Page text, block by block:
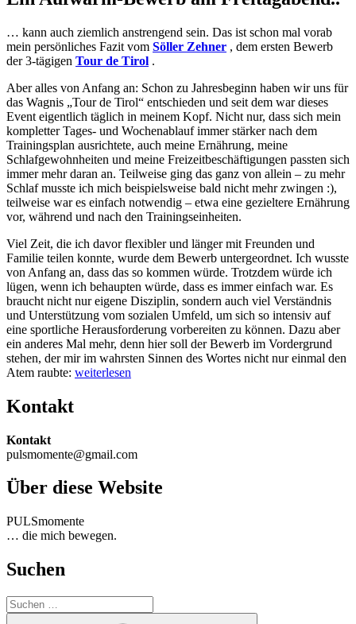
… kann auch ziemlich anstrengend sein. Das ist schon mal vorab
mein persönliches Fazit vom Söller Zehner , dem ersten Bewerb
der 3-tägigen Tour de Tirol .
Aber alles von Anfang an: Schon zu Jahresbeginn haben wir uns für
das Wagnis „Tour de Tirol“ entschieden und seit dem war dieses
Event eigentlich täglich in meinem Kopf. Nicht nur, dass sich mein
kompletter Tages- und Wochenablauf immer stärker nach dem
Trainingsplan ausrichtete, auch meine Ernährung, meine
Schlafgewohnheiten und meine Freizeitbeschäftigungen passten sich
immer mehr daran an. Teilweise ging das ganz von allein – zu mehr
Schlaf musste ich mich beispielsweise bald nicht mehr zwingen :),
teilweise war es einfach notwendig – etwa eine gezieltere Ernährung
vor, während und nach den Trainingseinheiten.
Viel Zeit, die ich davor flexibler und länger mit Freunden und
Familie teilen konnte, wurde dem Bewerb untergeordnet. Ich wusste
von Anfang an, dass das so kommen würde. Trotzdem würde ich
lügen, wenn ich behaupten würde, dass es immer einfach war. Es
braucht nicht nur eigene Disziplin, sondern auch viel Verständnis
und Unterstützung vom sozialen Umfeld, um sich so intensiv auf
eine sportliche Herausforderung vorbereiten zu können. Dazu aber
ein anderes Mal mehr, denn hier soll der Bewerb im Vordergrund
stehen, der mir im wahrsten Sinnen des Wortes nicht nur einmal den
Atem raubte: „Söller-
Tour
Tirol“
weiterlesen
Kontakt
Kontakt
pulsmomente@gmail.com
Über diese Website
PULSmomente
… die mich bewegen.
Suchen
Suche
nach: